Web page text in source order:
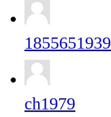
1855651939
ch1979